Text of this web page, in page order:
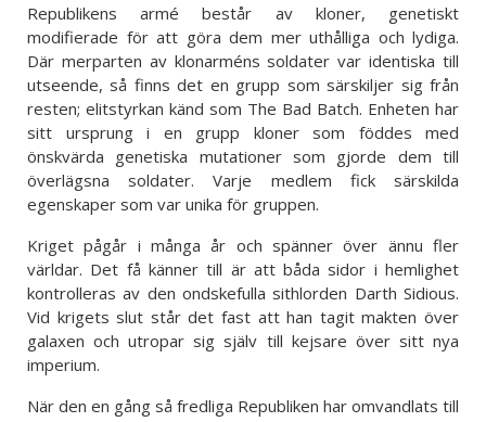
Republikens armé består av kloner, genetiskt
modifierade för att göra dem mer uthålliga och lydiga.
Där merparten av klonarméns soldater var identiska till
utseende, så finns det en grupp som särskiljer sig från
resten; elitstyrkan känd som The Bad Batch. Enheten har
sitt ursprung i en grupp kloner som föddes med
önskvärda genetiska mutationer som gjorde dem till
överlägsna soldater. Varje medlem fick särskilda
egenskaper som var unika för gruppen.
Kriget pågår i många år och spänner över ännu fler
världar. Det få känner till är att båda sidor i hemlighet
kontrolleras av den ondskefulla sithlorden Darth Sidious.
Vid krigets slut står det fast att han tagit makten över
galaxen och utropar sig själv till kejsare över sitt nya
imperium.
När den en gång så fredliga Republiken har omvandlats till